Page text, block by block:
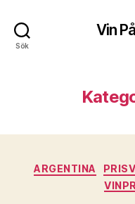
Sök
Vin
ARGENTINA